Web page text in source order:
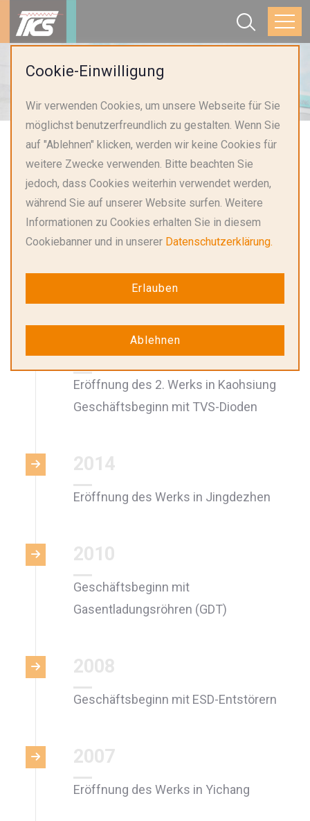
Startseite
Über THINKING
Meilensteine des
Unternehmens
THINKING SCHÜTZT DIE SICHERHEIT DER NUTZER
2016
Eröffnung des 2. Werks in Kaohsiung
Geschäftsbeginn mit TVS-Dioden
2014
Eröffnung des Werks in Jingdezhen
2010
Geschäftsbeginn mit
Gasentladungsröhren (GDT)
2008
Geschäftsbeginn mit ESD-Entstörern
2007
Eröffnung des Werks in Yichang
Cookie-Einwilligung
Wir verwenden Cookies, um unsere Webseite für Sie
möglichst benutzerfreundlich zu gestalten. Wenn Sie
auf "Ablehnen" klicken, werden wir keine Cookies für
weitere Zwecke verwenden. Bitte beachten Sie
jedoch, dass Cookies weiterhin verwendet werden,
während Sie auf unserer Website surfen. Weitere
Informationen zu Cookies erhalten Sie in diesem
Cookiebanner und in unserer Datenschutzerklärung.
Erlauben
Ablehnen